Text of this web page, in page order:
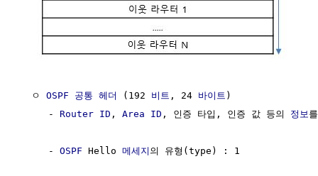
  ㅇ
OSPF 공통 헤더 (192 비트 , 24 바이트 )
     -
Router ID , Area ID , 인증 타입, 인증 값 등의 정보
     -
OSPF Hello 메세지 의 유형(type) : 1